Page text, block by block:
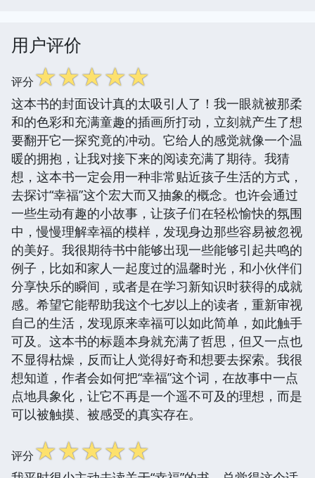
用户评价
评分☆☆☆☆☆
这本书的封面设计真的太吸引人了！我一眼就被那柔
和的色彩和充满童趣的插画所打动，立刻就产生了想
要翻开它一探究竟的冲动。它给人的感觉就像一个温
暖的拥抱，让我对接下来的阅读充满了期待。我猜
想，这本书一定会用一种非常贴近孩子生活的方式，
去探讨“幸福”这个宏大而又抽象的概念。也许会通过
一些生动有趣的小故事，让孩子们在轻松愉快的氛围
中，慢慢理解幸福的模样，发现身边那些容易被忽视
的美好。我很期待书中能够出现一些能够引起共鸣的
例子，比如和家人一起度过的温馨时光，和小伙伴们
分享快乐的瞬间，或者是在学习新知识时获得的成就
感。希望它能帮助我这个七岁以上的读者，重新审视
自己的生活，发现原来幸福可以如此简单，如此触手
可及。这本书的标题本身就充满了哲思，但又一点也
不显得枯燥，反而让人觉得好奇和想要去探索。我很
想知道，作者会如何把“幸福”这个词，在故事中一点
点地具象化，让它不再是一个遥不可及的理想，而是
可以被触摸、被感受的真实存在。
评分☆☆☆☆☆